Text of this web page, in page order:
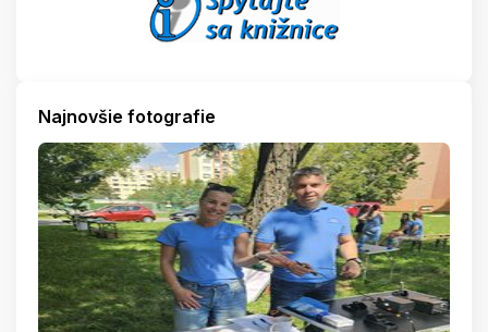
Najnovšie fotografie